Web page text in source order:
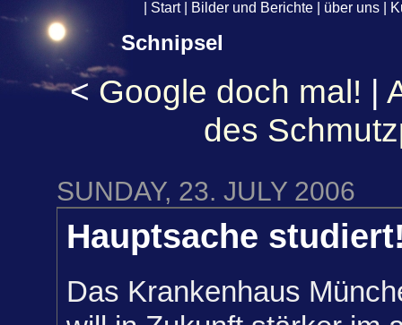
Start| Bilder und Berichte über uns
Schnipsel
< Google doch mal! |
des
SUNDAY, 23. JULY 2006
Hauptsache
Das Krankenhaus